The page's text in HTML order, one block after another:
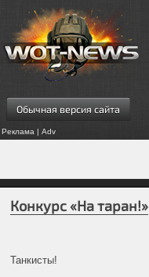
Обычная версия сайта
Реклама | Adv
Конкурс «На таран!»
Танкисты!